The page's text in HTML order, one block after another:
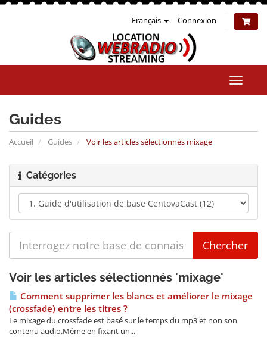
Français Connexion
la
Guides
Accueil Guides Voir les articles sélectionnés mixage
Catégories
Voir les articles sélectionnés 'mixage'
Comment supprimer les blancs et améliorer le mixage
(crossfade) entre les titres ?
Le mixage du crossfade est basé sur le temps du mp3 et non son
contenu audio.Même en fixant un...